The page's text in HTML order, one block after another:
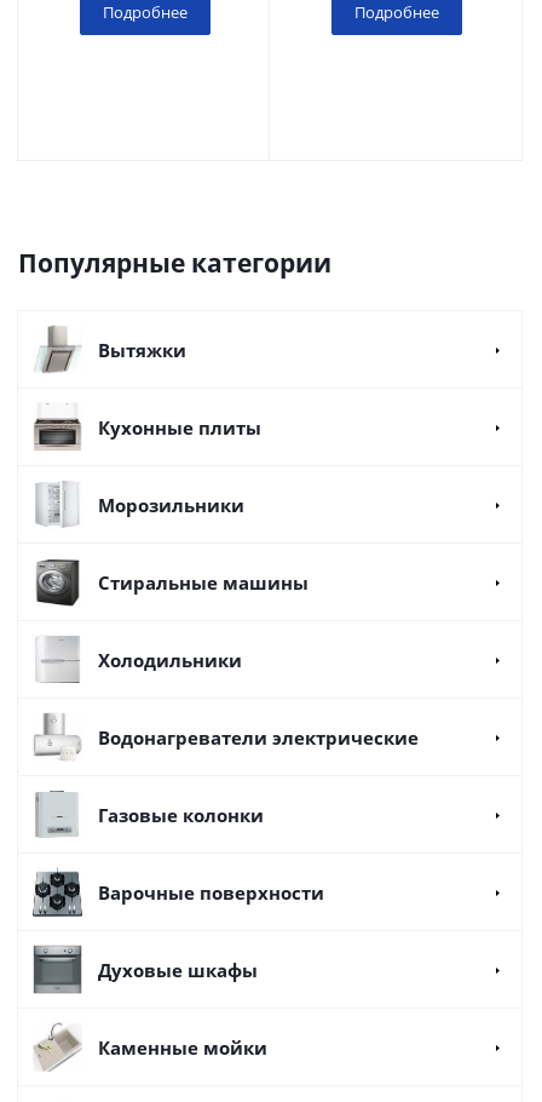
Подробнее Подробнее
Популярные категории
Вытяжки
Кухонные плиты
Морозильники
Стиральные машины
Холодильники
Водонагреватели электрические
Газовые колонки
Варочные поверхности
Духовые шкафы
Каменные мойки